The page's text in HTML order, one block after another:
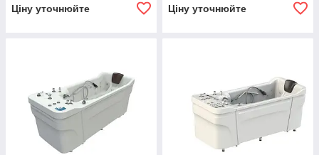
Ціну уточнюйте Ціну уточнюйте